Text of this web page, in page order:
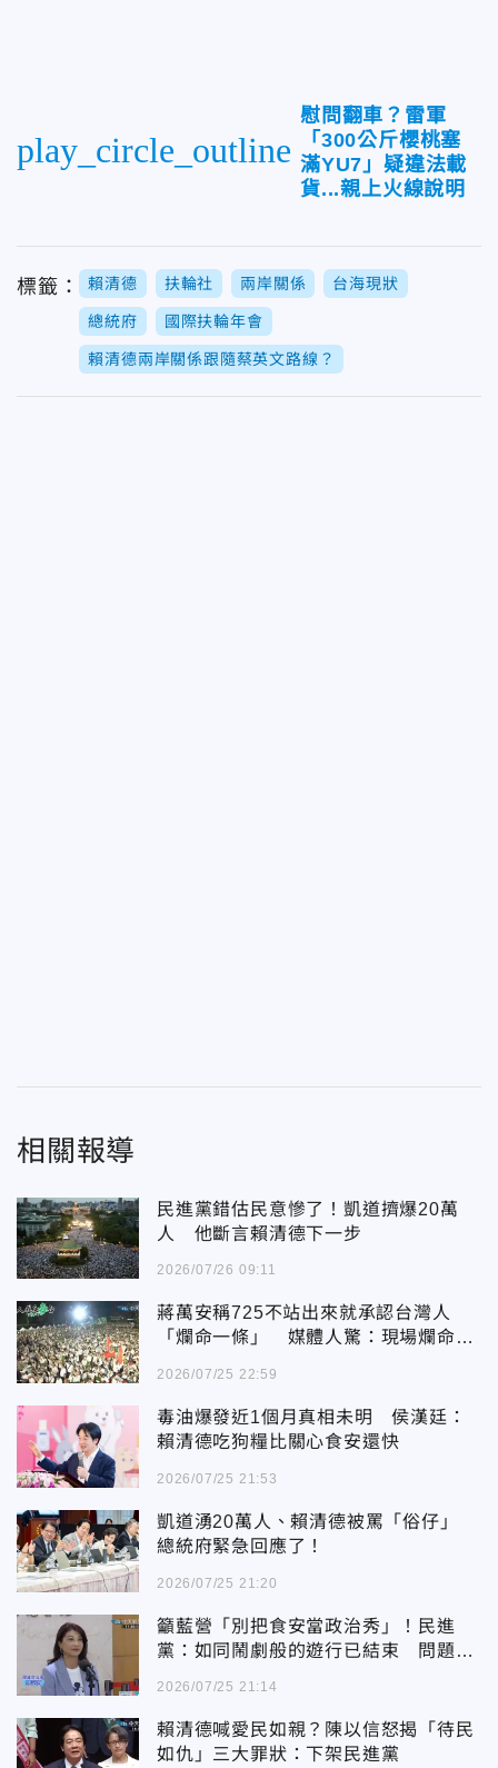
play_circle_outline
慰問翻車？雷軍
「300公斤櫻桃塞
滿YU7」疑違法載
貨...親上火線說明
標籤： 賴清德 扶輪社 兩岸關係 台海現狀
總統府 國際扶輪年會
賴清德兩岸關係跟隨蔡英文路線？
相關報導
民進黨錯估民意慘了！凱道擠爆20萬
人 他斷言賴清德下一步
2026/07/26 09:11
蔣萬安稱725不站出來就承認台灣人
「爛命一條」 媒體人驚：現場爛命有
2026/07/25 22:59
毒油爆發近1個月真相未明 侯漢廷：
賴清德吃狗糧比關心食安還快
2026/07/25 21:53
凱道湧20萬人、賴清德被罵「俗仔」
總統府緊急回應了！
2026/07/25 21:20
籲藍營「別把食安當政治秀」！民進
黨：如同鬧劇般的遊行已結束 問題仍
2026/07/25 21:14
賴清德喊愛民如親？陳以信怒揭「待民
如仇」三大罪狀：下架民進黨